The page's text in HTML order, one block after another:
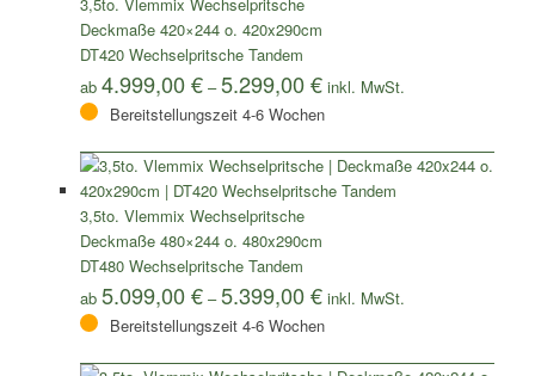
Deckmaße 420×244 o. 420x290cm
DT420 Wechselpritsche Tandem
ab 4.999,00€–5.299,00€
Bereitstellungszeit 4-6 Wochen
3,5to. Vlemmix Wechselpritsche
Deckmaße 480×244 o. 480x290cm
DT480 Wechselpritsche Tandem
ab 5.099,00€–5.399,00€
Bereitstellungszeit 4-6 Wochen